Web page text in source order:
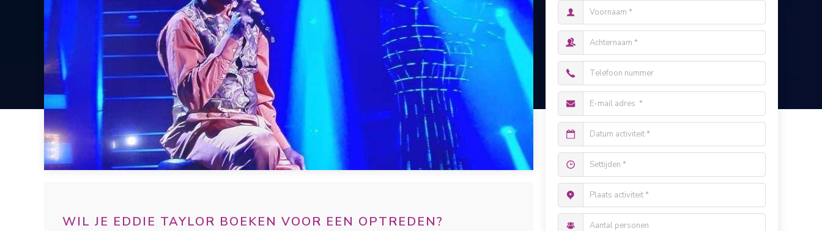
WIL JE EDDIE TAYLOR BOEKEN VOOR EEN OPTREDEN?